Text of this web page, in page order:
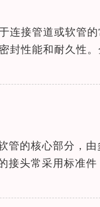
连接管道或软管
封性能和耐久性
管的核心部分，由
接头常采用标准件